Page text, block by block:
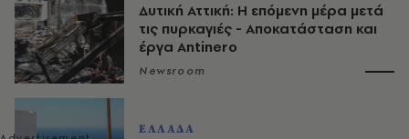
Δυτική Αττική: Η επόμενη μέρα μετά
τις πυρκαγιές - Αποκατάσταση και
έργα Antinero
Newsroom
ΕΛΛΑΔΑ